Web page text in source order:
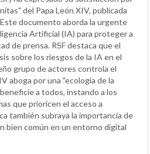
del Papa León XIV, publicada
documento aborda la urgente
Artificial (IA) para proteger a
de prensa. RSF destaca que el
sobre los riesgos de la IA en el
grupo de actores controla el
aboga por una "ecología de la
a todos, instando a los
que prioricen el acceso a
también subraya la importancia de
bien común en un entorno digital